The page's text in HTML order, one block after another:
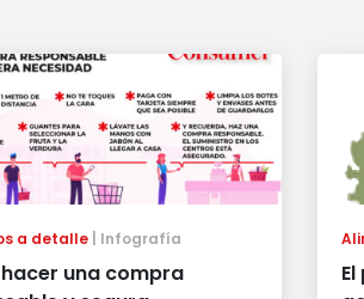
a detalle Infografía
una compra